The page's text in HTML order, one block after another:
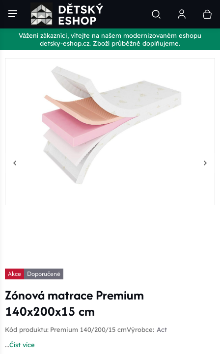
Vážení zákazníci, vítejte na našem modernizovaném eshopu
detsky-eshop.cz. Zboží průběžně doplňujeme.
Akce Doporučené
Zónová matrace Premium
140x200x15 cm
Kód produktu: Premium 140/200/15 cmVýrobce: Act
...Číst více